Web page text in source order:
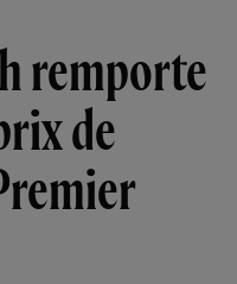
remporte
de